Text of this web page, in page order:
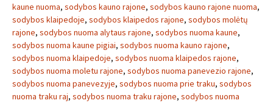
kaune nuoma, sodybos kauno rajone, sodybos kauno rajone nuoma,
sodybos klaipedoje, sodybos klaipedos rajone, sodybos molėtų
rajone, sodybos nuoma alytaus rajone, sodybos nuoma kaune,
sodybos nuoma kaune pigiai, sodybos nuoma kauno rajone,
sodybos nuoma klaipedoje, sodybos nuoma klaipedos rajone,
sodybos nuoma moletu rajone, sodybos nuoma panevezio rajone,
sodybos nuoma panevezyje, sodybos nuoma prie traku, sodybos
nuoma traku raj, sodybos nuoma traku rajone, sodybos nuoma